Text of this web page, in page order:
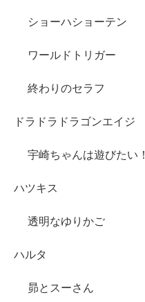
ショーハショーテン
ワールドトリガー
終わりのセラフ
ドラドラドラゴンエイジ
宇崎ちゃんは遊びたい！
ハツキス
透明なゆりかご
ハルタ
昴とスーさん